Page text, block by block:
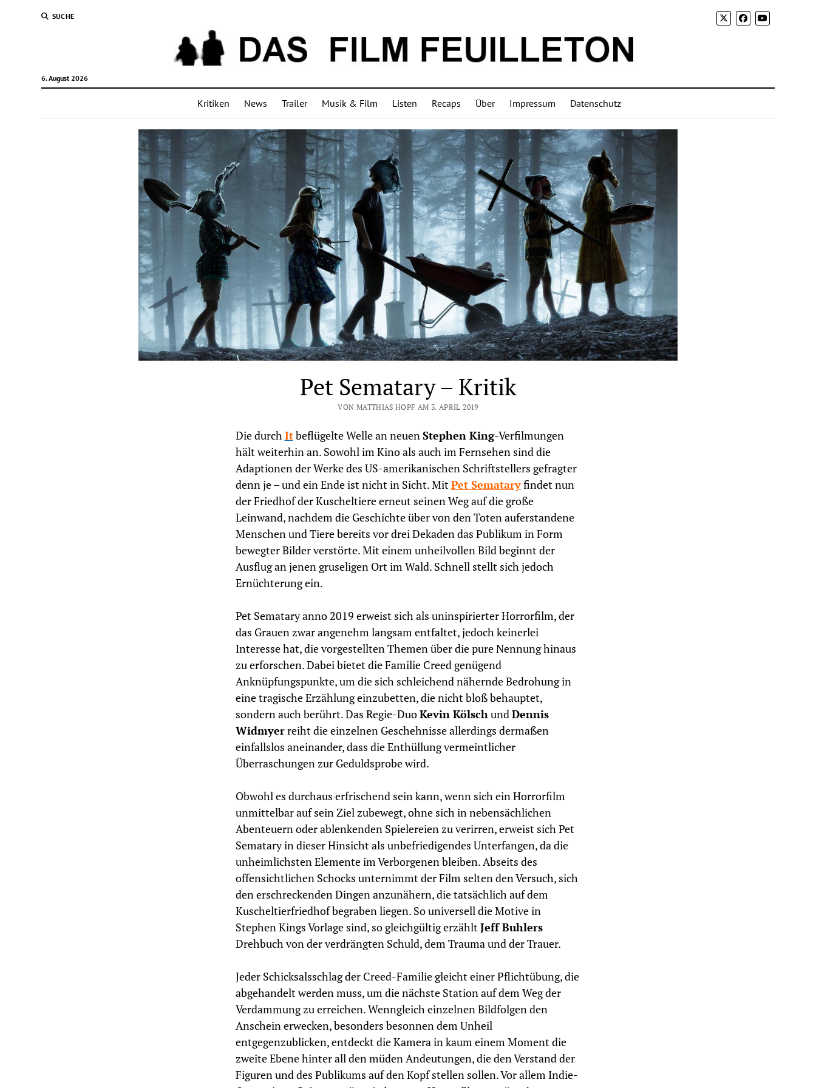
SUCHE
6. August 2026
Kritiken News Trailer Musik & Film Listen Recaps Über Impressum Datenschutz
Pet Sematary – Kritik
VON MATTHIAS HOPF AM 3. APRIL 2019
Die durchItbeflügelte Welle an neuenStephen King-Verfilmungen
hält weiterhin an. Sowohl im Kino als auch im Fernsehen sind die
Adaptionen der Werke des US-amerikanischen Schriftstellers gefragter
denn je – und ein Ende ist nicht in Sicht. MitPet Semataryfindet nun
der Friedhof der Kuscheltiere erneut seinen Weg auf die große
Leinwand, nachdem die Geschichte über von den Toten auferstandene
Menschen und Tiere bereits vor drei Dekaden das Publikum in Form
bewegter Bilder verstörte. Mit einem unheilvollen Bild beginnt der
Ausflug an jenen gruseligen Ort im Wald. Schnell stellt sich jedoch
Ernüchterung ein.
Pet Sematary anno 2019 erweist sich als uninspirierter Horrorfilm, der
das Grauen zwar angenehm langsam entfaltet, jedoch keinerlei
Interesse hat, die vorgestellten Themen über die pure Nennung hinaus
zu erforschen. Dabei bietet die Familie Creed genügend
Anknüpfungspunkte, um die sich schleichend nähernde Bedrohung in
eine tragische Erzählung einzubetten, die nicht bloß behauptet,
sondern auch berührt. Das Regie-DuoKevin KölschundDennis
Widmyerreiht die einzelnen Geschehnisse allerdings dermaßen
einfallslos aneinander, dass die Enthüllung vermeintlicher
Überraschungen zur Geduldsprobe wird.
Obwohl es durchaus erfrischend sein kann, wenn sich ein Horrorfilm
unmittelbar auf sein Ziel zubewegt, ohne sich in nebensächlichen
Abenteuern oder ablenkenden Spielereien zu verirren, erweist sich Pet
Sematary in dieser Hinsicht als unbefriedigendes Unterfangen, da die
unheimlichsten Elemente im Verborgenen bleiben. Abseits des
offensichtlichen Schocks unternimmt der Film selten den Versuch, sich
den erschreckenden Dingen anzunähern, die tatsächlich auf dem
Kuscheltierfriedhof begraben liegen. So universell die Motive in
Stephen Kings Vorlage sind, so gleichgültig erzähltJeff Buhlers
Drehbuch von der verdrängten Schuld, dem Trauma und der Trauer.
Jeder Schicksalsschlag der Creed-Familie gleicht einer Pflichtübung, die
abgehandelt werden muss, um die nächste Station auf dem Weg der
Verdammung zu erreichen. Wenngleich einzelnen Bildfolgen den
Anschein erwecken, besonders besonnen dem Unheil
entgegenzublicken, entdeckt die Kamera in kaum einem Moment die
zweite Ebene hinter all den müden Andeutungen, die den Verstand der
Figuren und des Publikums auf den Kopf stellen sollen. Vor allem Indie-